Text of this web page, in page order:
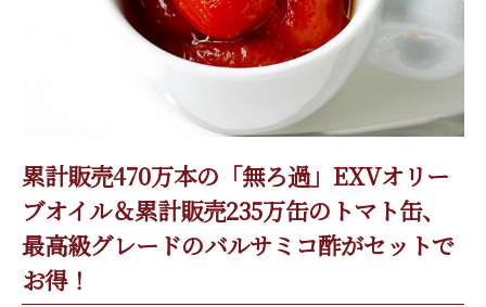
累計販売470万本の「無ろ過」EXVオリー
ブオイル＆累計販売235万缶のトマト缶、
最高級グレードのバルサミコ酢がセットで
お得！